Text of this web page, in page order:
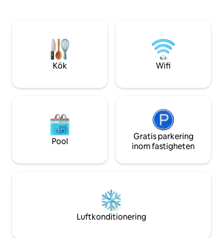
lyxsängar och är det perfekta stället för
vänner och familjer att koppla av, njuta
av utsikten och återförenas.
stjärnorna i
eldstaden och
unika
Kök Wifi
Pool
Gratis parkering
inom fastigheten
Luftkonditionering